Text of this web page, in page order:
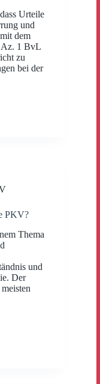
Urteile
und
dem
Az. 1 BvL
zu
bei der
PKV?
Thema
und
Der